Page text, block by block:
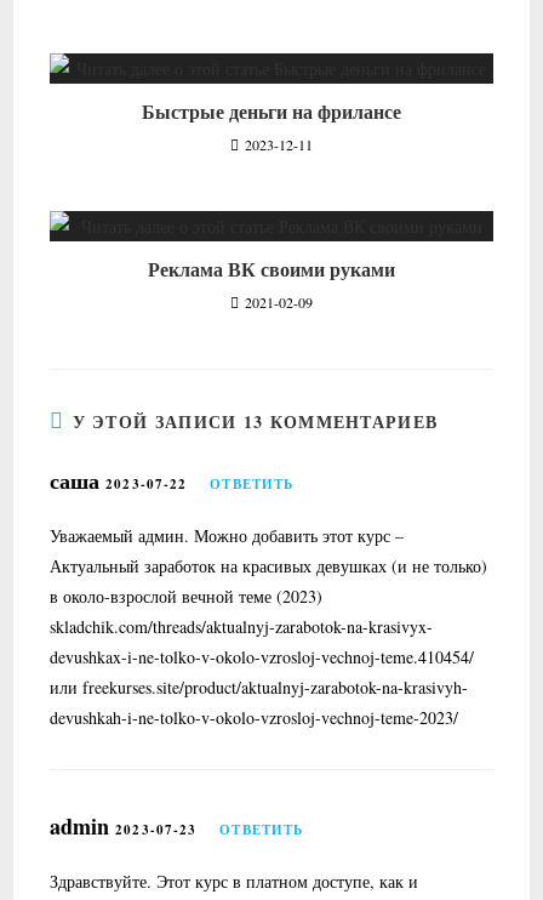
Быстрые деньги на фрилансе
2023-12-11
Реклама ВК своими руками
2021-02-09
У ЭТОЙ ЗАПИСИ 13 КОММЕНТАРИЕВ
саша2023-07-22 ОТВЕТИТЬ
Уважаемый админ. Можно добавить этот курс –
Актуальный заработок на красивых девушках (и не только)
в около-взрослой вечной теме (2023)
skladchik.com/threads/aktualnyj-zarabotok-na-krasivyx-
devushkax-i-ne-tolko-v-okolo-vzrosloj-vechnoj-teme.410454/
или freekurses.site/product/aktualnyj-zarabotok-na-krasivyh-
devushkah-i-ne-tolko-v-okolo-vzrosloj-vechnoj-teme-2023/
admin2023-07-23 ОТВЕТИТЬ
Здравствуйте. Этот курс в платном доступе, как и